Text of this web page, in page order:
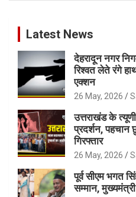
Latest News
देहरादून नगर
रिश्वत लेते रंगे
एक्शन
26 May, 2026
उत्तराखंड के
प्रदर्शन, पहचान
गिरफ्तार
26 May, 2026
पूर्व सीएम भगत
सम्मान,